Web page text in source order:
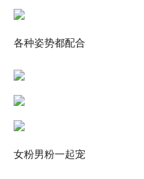
各种姿势都配合
女粉男粉一起宠